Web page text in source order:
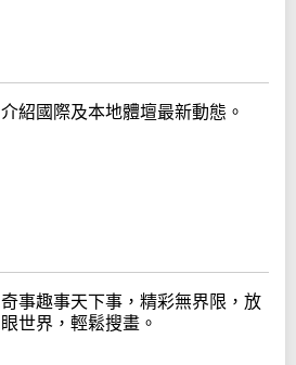
介紹國際及本地體壇最新動態。
奇事趣事天下事，精彩無界限，放
眼世界，輕鬆搜畫。